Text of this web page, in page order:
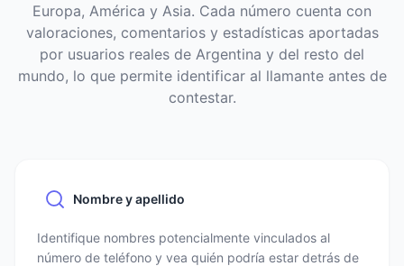
Europa, América y Asia. Cada número cuenta con
valoraciones, comentarios y estadísticas aportadas
por usuarios reales de Argentina y del resto del
mundo, lo que permite identificar al llamante antes de
contestar.
Nombre y apellido
Identifique nombres potencialmente vinculados al
número de teléfono y vea quién podría estar detrás de